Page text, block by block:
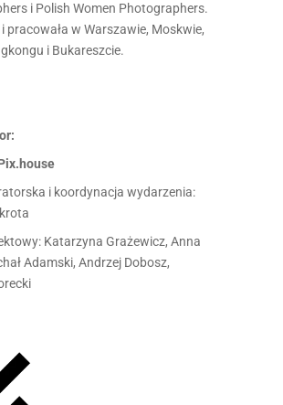
i Polish Women Photographers.
i pracowała w Warszawie, Moskwie,
i Bukareszcie.
i koordynacja wydarzenia:
Katarzyna Grażewicz, Anna
Adamski, Andrzej Dobosz,